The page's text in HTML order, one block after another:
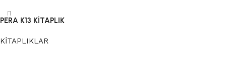
PERA K13 KİTAPLIK
KİTAPLIKLAR